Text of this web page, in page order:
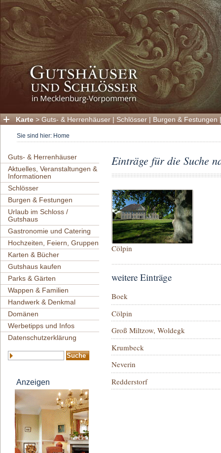
Karte > Guts- & Herrenhäuser | Schlösser | Burgen & Festungen
Sie sind hier: Home
Guts- & Herrenhäuser
Aktuelles, Veranstaltungen &
Informationen
Schlösser
Burgen & Festungen
Urlaub im Schloss /
Gutshaus
Gastronomie und Catering
Hochzeiten, Feiern, Gruppen
Karten & Bücher
Gutshaus kaufen
Parks & Gärten
Wappen & Familien
Handwerk & Denkmal
Domänen
Werbetipps und Infos
Datenschutzerklärung
Anzeigen
Einträge für die Suche
Cölpin
weitere Einträge
Boek
Cölpin
Groß Miltzow, Woldegk
Krumbeck
Neverin
Redderstorf